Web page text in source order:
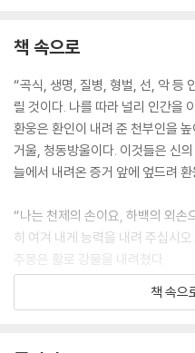
책 속으로
“곡식, 생명, 질병, 형벌, 선, 악 등
릴 것이다. 나를 따라 널리 인간을
환웅은 환인이 내려 준 천부인을
거울, 청동방울이다. 이것들은 신
늘에서 내려온 증거 앞에 엎드려
“나는 천제의 손이요, 하백의 외손
히 여겨 내게 능력을 내려 주십시오
주몽은 활로 강물을 내려쳤다.
이내 잔잔하던 강물이 보글거리기
다리를 만들었다. 주몽 일행이 말
책 속으